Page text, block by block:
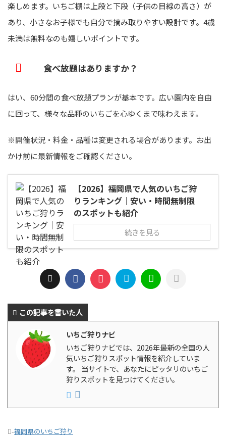
楽しめます。いちご棚は上段と下段（子供の目線の高さ）が
あり、小さなお子様でも自分で摘み取りやすい設計です。4歳
未満は無料なのも嬉しいポイントです。
食べ放題はありますか？
はい、60分間の食べ放題プランが基本です。広い園内を自由
に回って、様々な品種のいちごを心ゆくまで味わえます。
※開催状況・料金・品種は変更される場合があります。お出
かけ前に最新情報をご確認ください。
【2026】福岡県で人気のいちご狩
りランキング｜安い・時間無制限
のスポットも紹介
続きを見る
この記事を書いた人
いちご狩りナビ
いちご狩りナビでは、2026年最新の全国の人
気いちご狩りスポット情報を紹介していま
す。 当サイトで、あなたにピッタリのいちご
狩りスポットを見つけてください。
-福岡県のいちご狩り